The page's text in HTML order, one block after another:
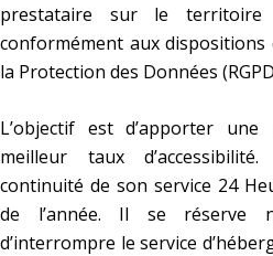
prestataire sur le territoire
conformément aux
la Protection des Données
L’objectif est d’apporter
meilleur taux
continuité de son service 24
de l’année. Il se réserve
d’interrompre le service